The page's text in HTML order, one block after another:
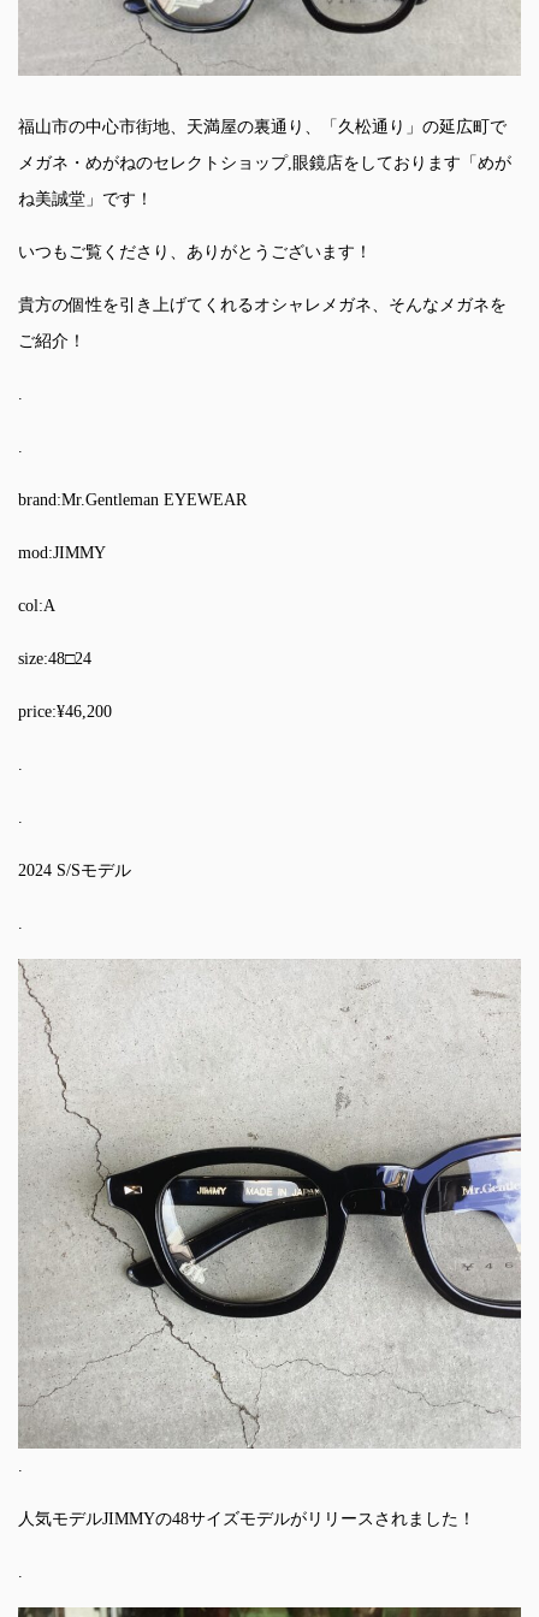
福山市の中心市街地、天満屋の裏通り、「久松通り」の延広町で
メガネ・めがねのセレクトショップ,眼鏡店をしております「めが
ね美誠堂」です！
いつもご覧くださり、ありがとうございます！
貴方の個性を引き上げてくれるオシャレメガネ、そんなメガネを
ご紹介！
.
.
brand:Mr.Gentleman EYEWEAR
mod:JIMMY
col:A
size:48□24
price:¥46,200
.
.
2024 S/Sモデル
.
人気モデルJIMMYの48サイズモデルがリリースされました！